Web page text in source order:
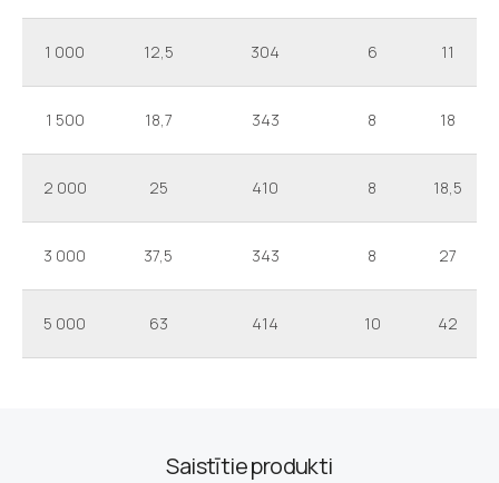
1 000 12,5 304 6 11
1 500 18,7 343 8 18
2 000 25 410 8 18,5
3 000 37,5 343 8 27
5 000 63 414 10 42
Saistītie produkti